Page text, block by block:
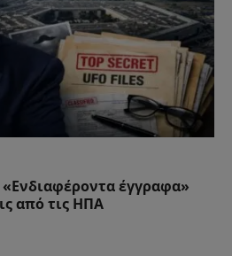
«Ενδιαφέροντα έγγραφα»
από τις ΗΠΑ